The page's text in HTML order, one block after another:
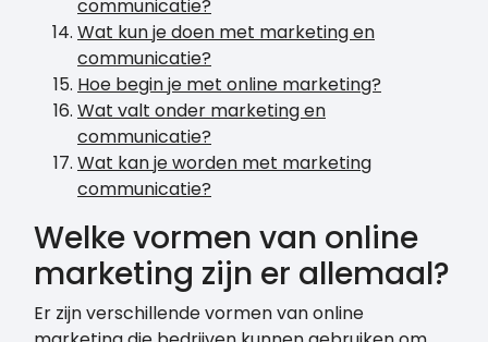
communicatie?
Wat kun je doen met marketing en
communicatie?
Hoe begin je met online marketing?
Wat valt onder marketing en
communicatie?
Wat kan je worden met marketing
communicatie?
Welke vormen van online
marketing zijn er allemaal?
Er zijn verschillende vormen van online